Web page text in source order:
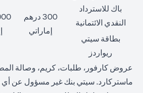
باك للاسترداد
النقدي الائتمانية
300 درهم
إماراتي
بطاقة سيتي
ريواردز
عروض كارفور، طلبات، كريم، وصالة
ماستركارد. سيتي بنك غير مسؤول عن أي